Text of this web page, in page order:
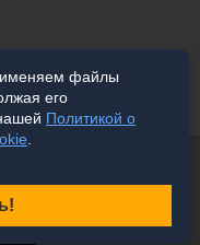
,
132
файлы
его
Политикой о